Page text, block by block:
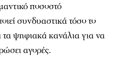
ποσοστό
συνδυαστικά τόσο το
ψηφιακά κανάλια για να
αγορές.